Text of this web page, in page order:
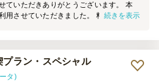
ていただきありがとうございます。 本
用させていただきました。 料理の見た
続きを表示
ラン・スペシャル
タ)